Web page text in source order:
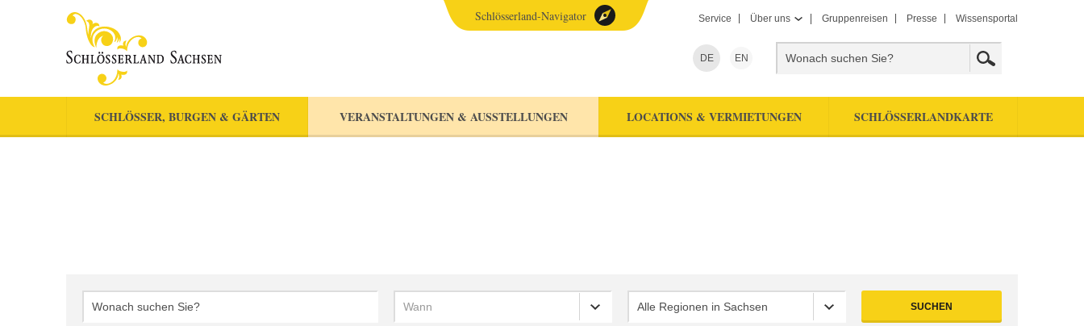
Service Über uns Gruppenreisen Presse Wissensportal
DE EN
SCHLÖSSER, BURGEN & GÄRTEN VERANSTALTUNGEN & AUSSTELLUNGEN LOCATIONS & VERMIETUNGEN SCHLÖSSERLANDKARTE
Schlösserland-Navigator
Wann Alle Regionen in Sachsen SUCHEN